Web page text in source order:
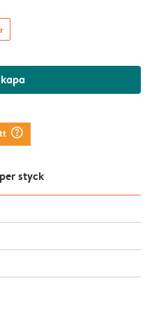
question_mark_circle
styck